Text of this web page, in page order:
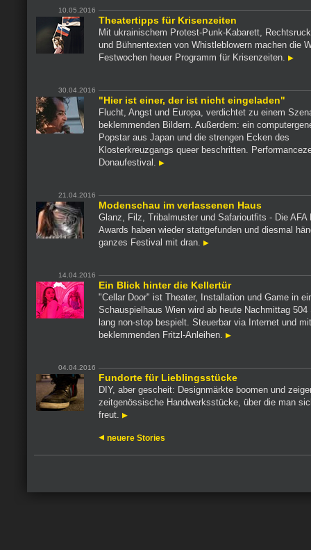
10.05.2016
Theatertipps für Krisenzeiten
Mit ukrainischem Protest-Punk-Kabarett,
und Bühnentexten von Whistleblowern machen die
Festwochen heuer Programm für Krisenzeiten.
30.04.2016
"Hier ist einer, der ist nicht eingeladen"
Flucht, Angst und Europa, verdichtet zu einem
beklemmenden Bildern. Außerdem: ein
Popstar aus Japan und die strengen Ecken des
Klosterkreuzgangs queer beschritten.
Donaufestival.
21.04.2016
Modenschau im verlassenen Haus
Glanz, Filz, Tribalmuster und Safarioutfits - Die AFA
Awards haben wieder stattgefunden und diesmal
ganzes Festival mit dran.
14.04.2016
Ein Blick hinter die Kellertür
"Cellar Door" ist Theater, Installation und Game in
Schauspielhaus Wien wird ab heute Nachmittag 504
lang non-stop bespielt. Steuerbar via Internet und
beklemmenden Fritzl-Anleihen.
04.04.2016
Fundorte für Lieblingsstücke
DIY, aber gescheit: Designmärkte boomen und
zeitgenössische Handwerksstücke, über die man
freut.
neuere Stories